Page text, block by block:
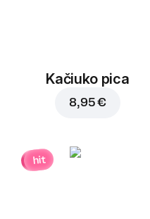
Kačiuko pica
8,95 €
hit